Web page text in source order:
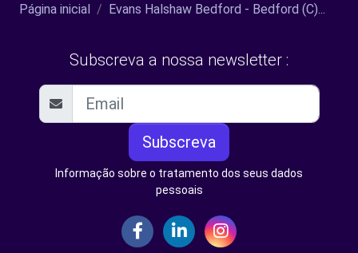
Página inicial Evans Halshaw Bedford - Bedford (C)...
Subscreva a nossa newsletter :
Subscreva
Informação sobre o tratamento dos seus dados
pessoais